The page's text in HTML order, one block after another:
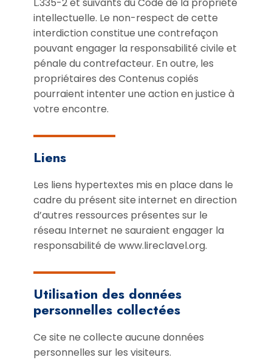
intellectuelle. Le non-respect de cette
interdiction constitue une contrefaçon
pouvant engager la responsabilité civile et
pénale du contrefacteur. En outre, les
propriétaires des Contenus copiés
pourraient intenter une action en justice à
votre encontre.
Liens
Les liens hypertextes mis en place dans le
cadre du présent site internet en direction
d’autres ressources présentes sur le
réseau Internet ne sauraient engager la
responsabilité de www.lireclavel.org.
Utilisation des données
personnelles collectées
Ce site ne collecte aucune données
personnelles sur les visiteurs.